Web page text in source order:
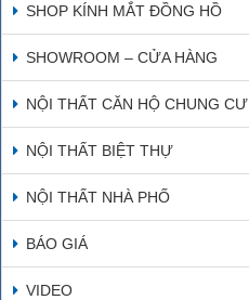
SHOP KÍNH MẮT ĐỒNG HỒ
SHOWROOM – CỬA HÀNG
NỘI THẤT CĂN HỘ CHUNG CƯ
NỘI THẤT BIỆT THỰ
NỘI THẤT NHÀ PHỐ
BÁO GIÁ
VIDEO